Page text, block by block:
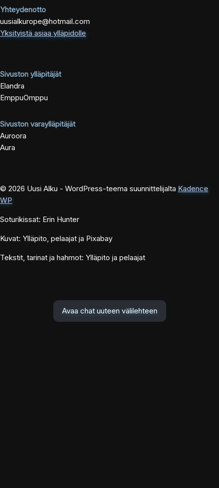
Yhteydenotto
uusialkurope@hotmail.com
Yksityistä asiaa ylläpidolle
Sivuston ylläpitäjät
Elandra
EmppuOmppu
Sivuston varaylläpitäjät
Auroora
Aura
© 2026 Uusi Alku - WordPress-teema suunnittelijalta Kadence
WP
Soturikissat: Erin Hunter
Kuvat: Ylläpito, pelaajat ja Pixabay
Tekstit, tarinat ja hahmot: Ylläpito ja pelaajat
Avaa chat uuteen välilehteen